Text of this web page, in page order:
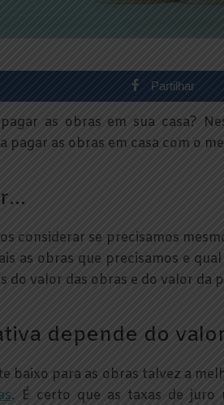
Partilhar
as obras em sua casa?
pagar as obras em casa com o
considerar se precisamos
as obras que precisamos e
do valor das obras e do valor da
depende do
baixo para as obras talvez a
. É certo que as taxas de juro